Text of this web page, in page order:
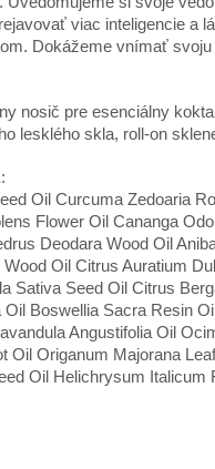
viac inteligencie a
Dokážeme vnímať
nosič pre esenciálny
lesklého skla, roll-on
Oil Curcuma Zedoaria
Flower Oil Cananga
Deodara Wood Oil
Oil Citrus Auratium
Sativa Seed Oil Citrus
Boswellia Sacra Resin
Angustifolia Oil
Oil Origanum Majorana
Oil Helichrysum